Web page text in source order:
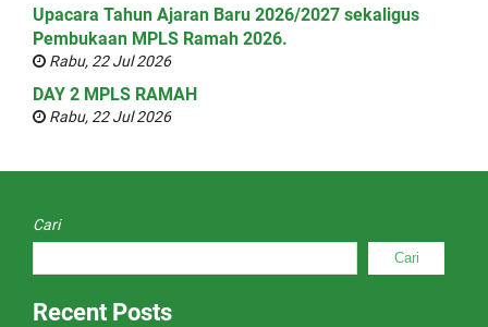
Upacara Tahun Ajaran Baru 2026/2027 sekaligus
Pembukaan MPLS Ramah 2026.
Rabu, 22 Jul 2026
DAY 2 MPLS RAMAH
Rabu, 22 Jul 2026
Cari
Cari
Recent Posts